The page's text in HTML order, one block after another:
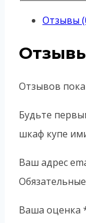
Отзывы
Отзывов пока
Будьте
шкаф купе
Ваш адрес
Ваша оценка